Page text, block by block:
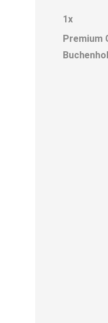
1x
Premium